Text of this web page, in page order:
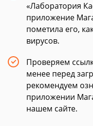
«Лаборатория
приложение
пометила его,
вирусов.
Проверяем
менее перед
рекомендуем
приложении
нашем сайте.